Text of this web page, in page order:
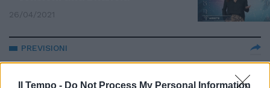
Il Tempo - Do Not Process My Personal Information
26/04/2021
PREVISIONI
L'oroscopo di Ada Alberti: ariete
e gemelli superstar, povera